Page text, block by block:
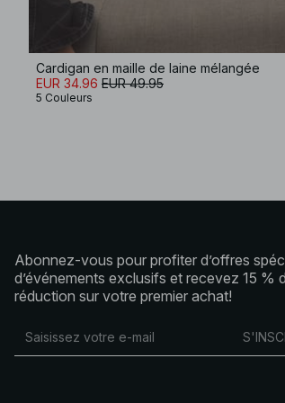
Cardigan en maille de laine mélangée
EUR 34.96 EUR 49.95
5 Couleurs
Abonnez-vous pour profiter d’offres
d’événements exclusifs et recevez 15 %
réduction sur votre premier achat!